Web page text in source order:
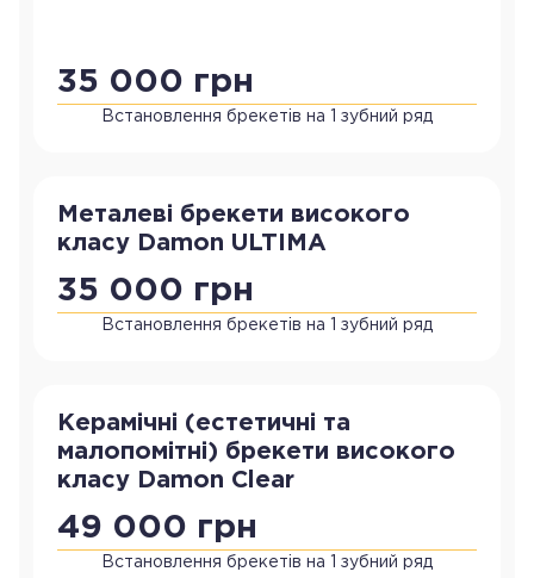
35 000 грн
Встановлення брекетів на 1 зубний ряд
Металеві брекети високого
класу Damon ULTIMA
35 000 грн
Встановлення брекетів на 1 зубний ряд
Керамічні (естетичні та
малопомітні) брекети високого
класу Damon Clear
49 000 грн
Встановлення брекетів на 1 зубний ряд